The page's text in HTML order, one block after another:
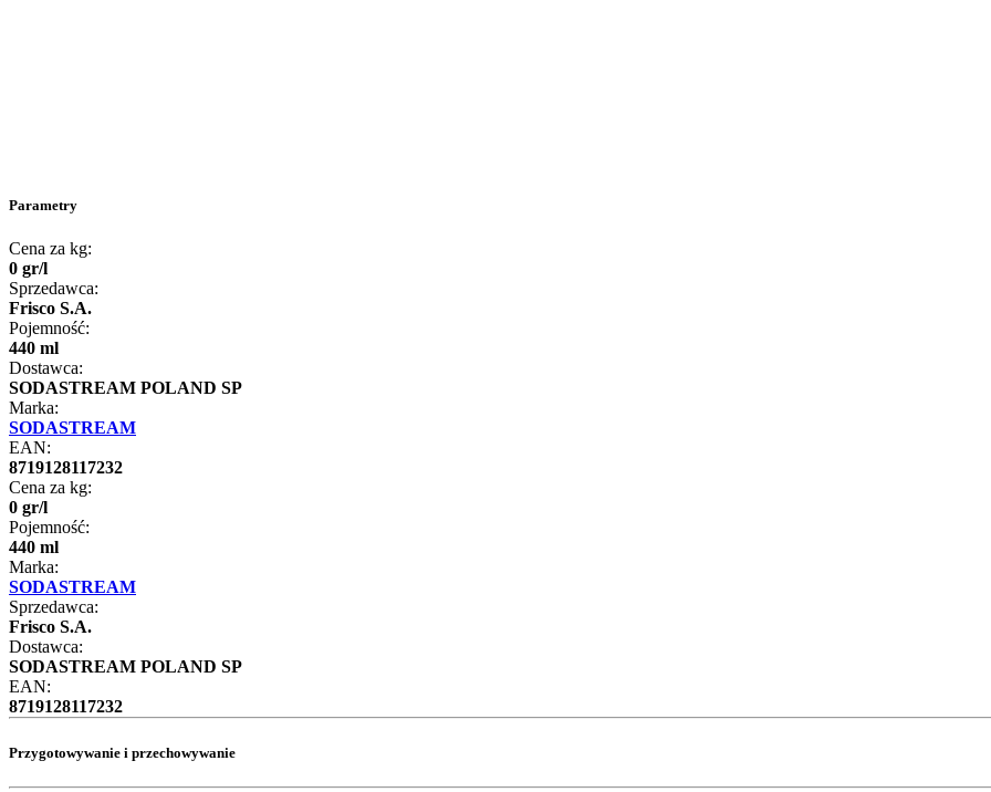
Parametry
Cena za kg:
0 gr/l
Sprzedawca:
Frisco S.A.
Pojemność:
440 ml
Dostawca:
SODASTREAM POLAND SP
Marka:
SODASTREAM
EAN:
8719128117232
Cena za kg:
0 gr/l
Pojemność:
440 ml
Marka:
SODASTREAM
Sprzedawca:
Frisco S.A.
Dostawca:
SODASTREAM POLAND SP
EAN:
8719128117232
Przygotowywanie i przechowywanie